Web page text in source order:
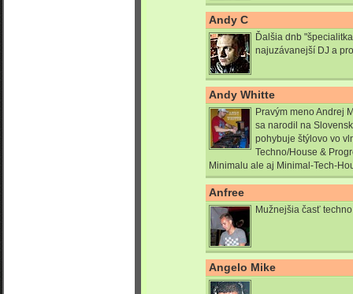
Andy C
Ďalšia dnb
najuzávanejší DJ a
Andy Whitte
Pravým meno Andrej
sa narodil na
pohybuje štýlovo vo
Techno/House &
Minimalu ale aj Minimal-Tech-
Anfree
Mužnejšia časť
Angelo Mike